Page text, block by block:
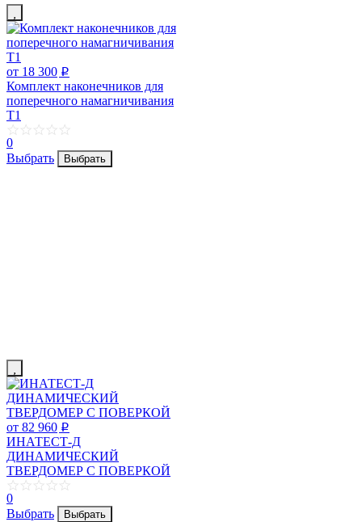
от 18 300 p
Комплект наконечников для
поперечного намагничивания
Т1
0
Выбрать
Выбрать
от 82 960 p
ИНАТЕСТ-Д
ДИНАМИЧЕСКИЙ
ТВЕРДОМЕР С ПОВЕРКОЙ
0
Выбрать
Выбрать